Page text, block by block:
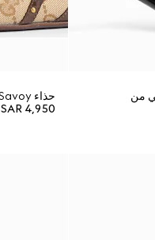
من
حذاء Savoy بكعب أمامي عالٍ للنساء
SAR 4,950